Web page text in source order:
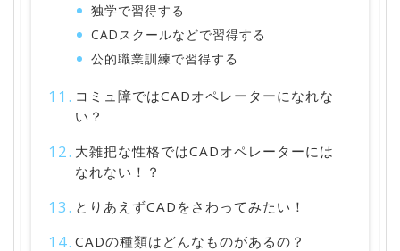
独学で習得する
CADスクールなどで習得する
公的職業訓練で習得する
コミュ障ではCADオペレーターになれな
い？
大雑把な性格ではCADオペレーターには
なれない！？
とりあえずCADをさわってみたい！
CADの種類はどんなものがあるの？